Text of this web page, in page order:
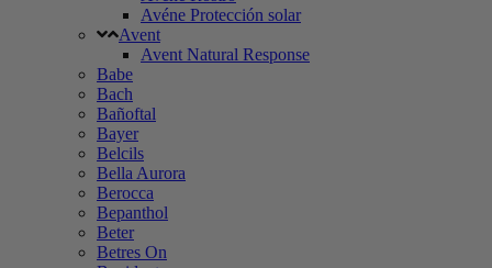
Avéne Protección solar
Avent
Avent Natural Response
Babe
Bach
Bañoftal
Bayer
Belcils
Bella Aurora
Berocca
Bepanthol
Beter
Betres On